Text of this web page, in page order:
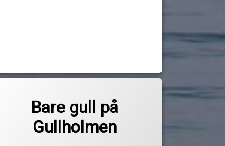
Bare gull på
Gullholmen
båtferien 2022